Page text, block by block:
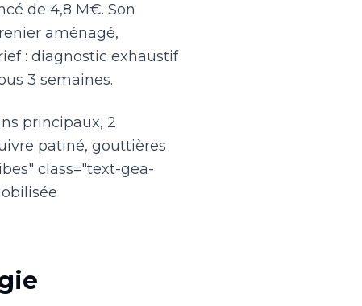
de 4,8 M€. Son
aménagé,
: diagnostic exhaustif
3 semaines.
principaux, 2
patiné, gouttières
class="text-gea-